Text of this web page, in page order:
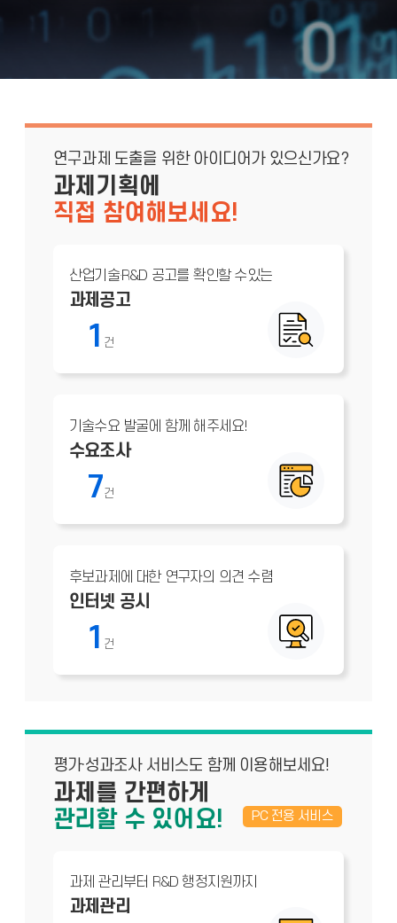
연구과제 도출을 위한 아이디어가 있으신가요?
과제기획에
직접 참여해보세요!
산업기술·R&D 공고를 확인할 수있는
과제공고
1 건
기술수요 발굴에 함께 해주세요!
수요조사
7건
후보과제에 대한 연구자의 의견 수렴
인터넷 공시
1 건
평가·성과조사 서비스도 함께 이용해보세요!
과제를 간편하게
관리할 수 있어요!
PC 전용 서비스
과제 관리부터 R&D 행정지원까지
과제관리